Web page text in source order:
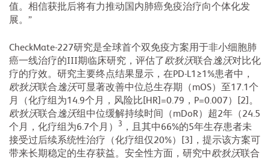
值。相信获批后将有力推动国内肺癌免疫治疗向个体化发
展。”
CheckMate-227研究是全球首个双免疫方案用于非小细胞肺
癌一线治疗的III期临床研究，评估了 欧狄沃联合逸沃对比化
疗的疗效。研究主要终点结果显示，在PD-L1≥1%患者中，
欧狄沃联合逸沃可显著改善中位总生存期（mOS）至17.1个
月（化疗组为14.9个月，风险比[HR]=0.79，P=0.007）[2]。
欧狄沃联合逸沃组中位缓解持续时间（mDoR）超2年（24.5
个月，化疗组为6.7个月）
3
，且其中66%的5年生存患者未
接受过后续系统性治疗（化疗组仅20%）[3]，提示该方案可
带来长期稳定的生存获益。安全性方面，研究中欧狄沃联合